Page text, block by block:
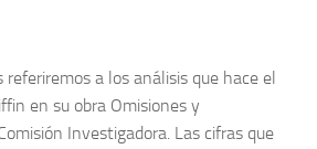
a los análisis que hace el
en su obra Omisiones y
Investigadora. Las cifras que